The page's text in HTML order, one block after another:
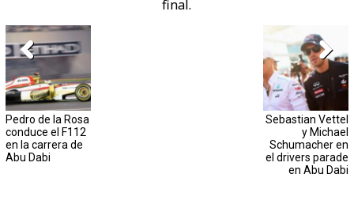
final.
Pedro de la Rosa
conduce el F112
en la carrera de
Abu Dabi
Sebastian Vettel
y Michael
Schumacher en
el drivers parade
en Abu Dabi